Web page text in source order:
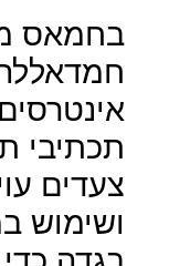
בחמאס
תכתיבי
צעדים
ושימוש